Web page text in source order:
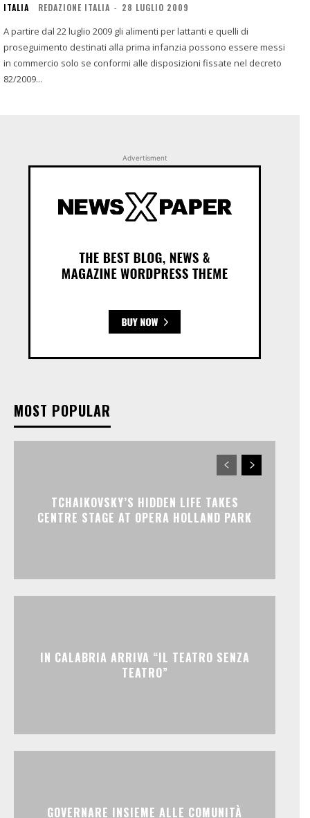
ITALIA REDAZIONE ITALIA - 28 LUGLIO 2009
A partire dal 22 luglio 2009 gli alimenti per lattanti e quelli di
proseguimento destinati alla prima infanzia possono essere messi
in commercio solo se conformi alle disposizioni fissate nel decreto
82/2009...
Advertisment
MOST POPULAR
TCHAIKOVSKY’S HIDDEN LIFE TAKES
CENTRE STAGE AT OPERA HOLLAND PARK
IN CALABRIA ARRIVA “IL TEATRO SENZA
TEATRO”
GOVERNARE INSIEME ALLE COMUNITÀ